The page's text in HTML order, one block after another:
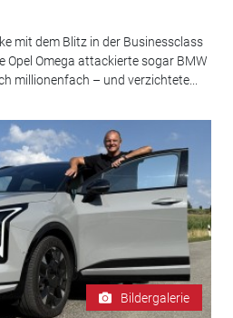
mit dem Blitz in der Businessclass
Opel Omega attackierte sogar BMW
millionenfach – und verzichtete...
Bildergalerie